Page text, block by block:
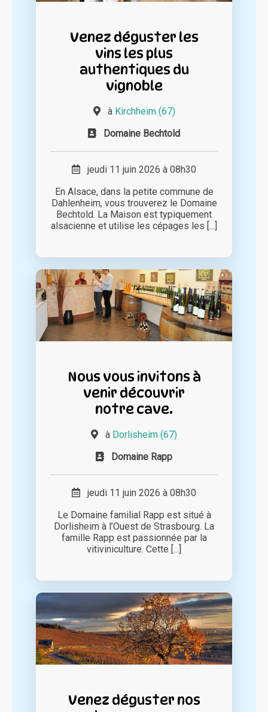
Venez déguster les
vins les plus
authentiques du
vignoble
à Kirchheim (67)
Domaine Bechtold
jeudi 11 juin 2026 à 08h30
En Alsace, dans la petite commune de
Dahlenheim, vous trouverez le Domaine
Bechtold. La Maison est typiquement
alsacienne et utilise les cépages les [...]
Nous vous invitons à
venir découvrir
notre cave.
à Dorlisheim (67)
Domaine Rapp
jeudi 11 juin 2026 à 08h30
Le Domaine familial Rapp est situé à
Dorlisheim à l’Ouest de Strasbourg. La
famille Rapp est passionnée par la
vitiviniculture. Cette [...]
Venez déguster nos